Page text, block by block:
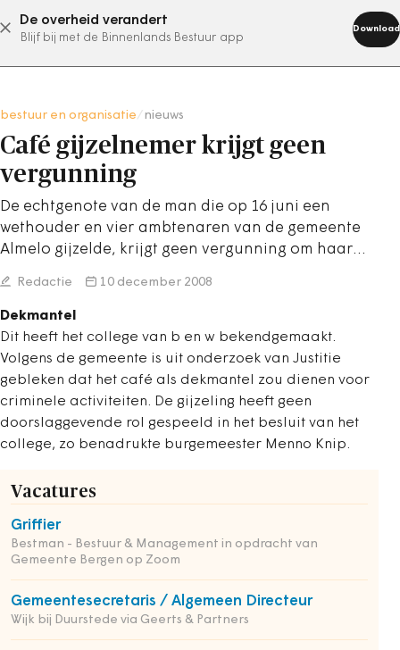
De overheid verandert
Blijf bij met de Binnenlands Bestuur app
Download
abonneer nu
bestuur en organisatie nieuws
Café gijzelnemer krijgt geen
vergunning
De echtgenote van de man die op 16 juni een
wethouder en vier ambtenaren van de gemeente
Almelo gijzelde, krijgt geen vergunning om haar…
Redactie 10 december 2008
Dekmantel
Dit heeft het college van b en w bekendgemaakt.
Volgens de gemeente is uit onderzoek van Justitie
gebleken dat het café als dekmantel zou dienen voor
criminele activiteiten. De gijzeling heeft geen
doorslaggevende rol gespeeld in het besluit van het
college, zo benadrukte burgemeester Menno Knip.
Vacatures
Griffier
Bestman - Bestuur & Management in opdracht van
Gemeente Bergen op Zoom
Gemeentesecretaris / Algemeen Directeur
Wijk bij Duurstede via Geerts & Partners